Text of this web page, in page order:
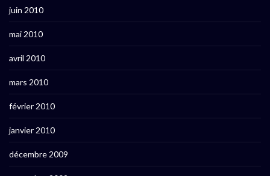
juin 2010
mai 2010
avril 2010
mars 2010
février 2010
janvier 2010
décembre 2009